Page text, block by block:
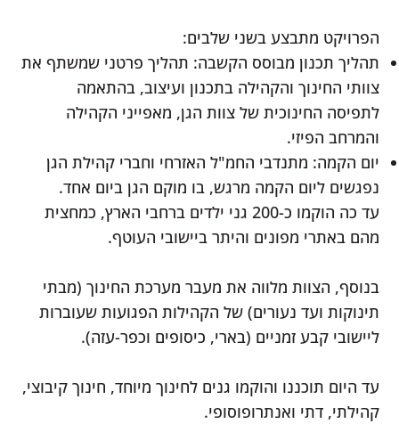
הפרויקט מתבצע בשני שלבים:
תהליך תכנון מבוסס הקשבה: תהליך פרטני שמשתף את
צוותי החינוך והקהילה בתכנון ועיצוב, בהתאמה
לתפיסה החינוכית של צוות הגן, מאפייני הקהילה
והמרחב הפיזי.
יום הקמה: מתנדבי החמ"ל האזרחי וחברי קהילת הגן
נפגשים ליום הקמה מרגש, בו מוקם הגן ביום אחד.
עד כה הוקמו כ-200 גני ילדים ברחבי הארץ, כמחצית
מהם באתרי מפונים והיתר ביישובי העוטף.
בנוסף, הצוות מלווה את מעבר מערכת החינוך (מבתי
תינוקות ועד נעורים) של הקהילות הפגועות שעוברות
ליישובי קבע זמניים (בארי, כיסופים וכפר-עזה).
עד היום תוכננו והוקמו גנים לחינוך מיוחד, חינוך קיבוצי,
קהילתי, דתי ואנתרופוסופי.